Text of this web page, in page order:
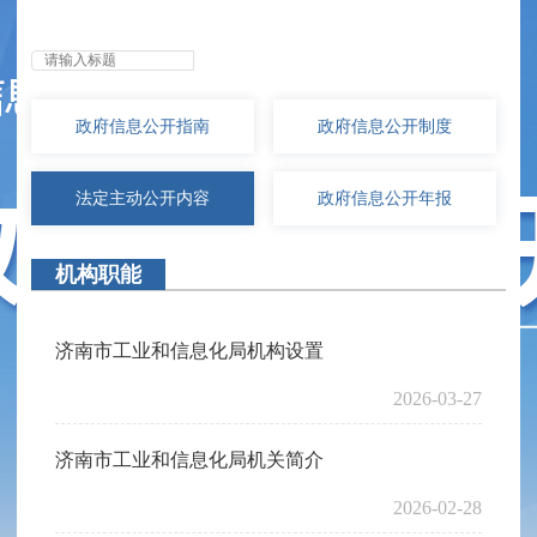
政府信息公开指南 政府信息公开制度
法定主动公开内容 政府信息公开年报
机构职能
济南市工业和信息化局机构设置
2026-03-27
济南市工业和信息化局机关简介
2026-02-28